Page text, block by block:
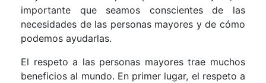
importante que seamos conscientes de las
necesidades de las personas mayores y de cómo
podemos ayudarlas.
El respeto a las personas mayores trae muchos
beneficios al mundo. En primer lugar, el respeto a